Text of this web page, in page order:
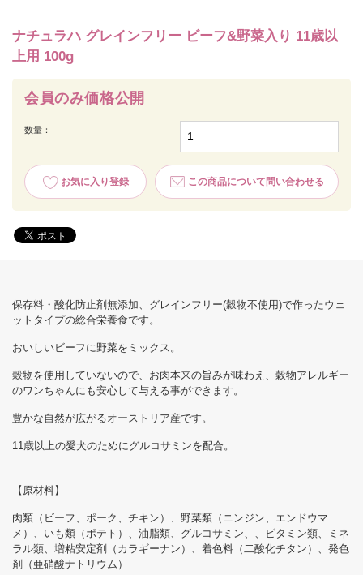
ナチュラハ グレインフリー ビーフ&野菜入り 11歳以
上用 100g
会員のみ価格公開
数量：
お気に入り登録 この商品について問い合わせる
保存料・酸化防止剤無添加、グレインフリー(穀物不使用)で作ったウェ
ットタイプの総合栄養食です。
おいしいビーフに野菜をミックス。
穀物を使用していないので、お肉本来の旨みが味わえ、穀物アレルギー
のワンちゃんにも安心して与える事ができます。
豊かな自然が広がるオーストリア産です。
11歳以上の愛犬のためにグルコサミンを配合。
【原材料】
肉類（ビーフ、ポーク、チキン）、野菜類（ニンジン、エンドウマ
メ）、いも類（ポテト）、油脂類、グルコサミン、、ビタミン類、ミネ
ラル類、増粘安定剤（カラギーナン）、着色料（二酸化チタン）、発色
剤（亜硝酸ナトリウム）